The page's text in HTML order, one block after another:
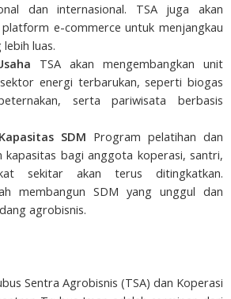
dan internasional. TSA juga akan
e-commerce untuk menjangkau
luas.
TSA akan mengembangkan unit
energi terbarukan, seperti biogas
serta pariwisata berbasis
SDM Program pelatihan dan
kapasitas bagi anggota koperasi, santri,
sekitar akan terus ditingkatkan.
membangun SDM yang unggul dan
agrobisnis.
Sentra Agrobisnis (TSA) dan Koperasi